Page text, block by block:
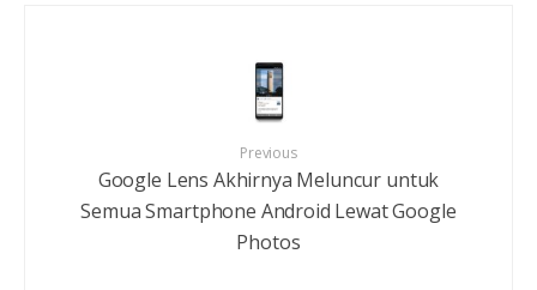
Previous
Google Lens Akhirnya Meluncur untuk
Semua Smartphone Android Lewat Google
Photos